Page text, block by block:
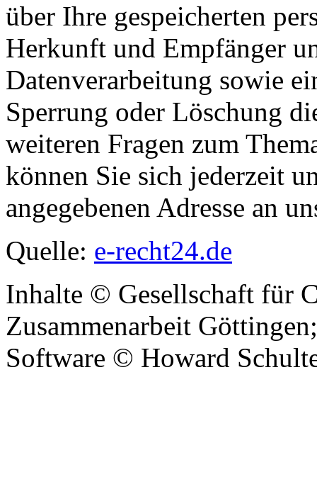
über Ihre gespeicherten
Herkunft und Empfänger
Datenverarbeitung sowie
Sperrung oder Löschung
weiteren Fragen zum
können Sie sich jederzeit
angegebenen Adresse an
Quelle: e-recht24.de
Inhalte © Gesellschaft für
Zusammenarbeit Göttingen;
Software © Howard